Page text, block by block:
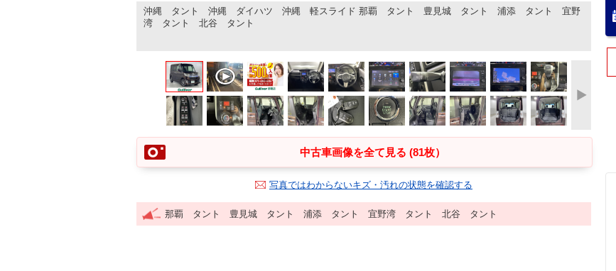
沖縄 タント 沖縄 ダイハツ 沖縄 軽スライド 那覇 タント 豊見城 タント 浦添 タント 宜野
湾 タント 北谷 タント
中古車画像を全て見る (81枚）
写真ではわからないキズ・汚れの状態を確認する
那覇 タント 豊見城 タント 浦添 タント 宜野湾 タント 北谷 タント